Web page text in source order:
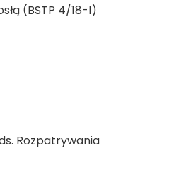
(BSTP 4/18-I)
Rozpatrywania